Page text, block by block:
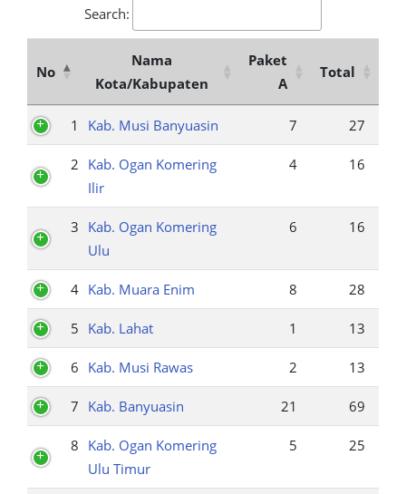
Search:
No
Nama
Kota/Kabupaten
Paket
A
Total
1 Kab. Musi Banyuasin 7 27
2 Kab. Ogan Komering
Ilir
4 16
3 Kab. Ogan Komering
Ulu
6 16
4 Kab. Muara Enim 8 28
5 Kab. Lahat 1 13
6 Kab. Musi Rawas 2 13
7 Kab. Banyuasin 21 69
8 Kab. Ogan Komering
Ulu Timur
5 25